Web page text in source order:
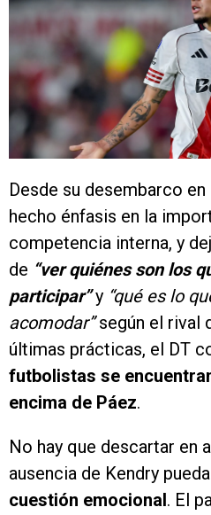
Desde su desembarco
hecho énfasis en la
competencia interna, y
de “ver quiénes son los
participar”y “qué es lo
acomodar”según el rival
últimas prácticas, el DT
futbolistas se
encima de Páez.
No hay que descartar en
ausencia de Kendry pueda
cuestión emocional. El